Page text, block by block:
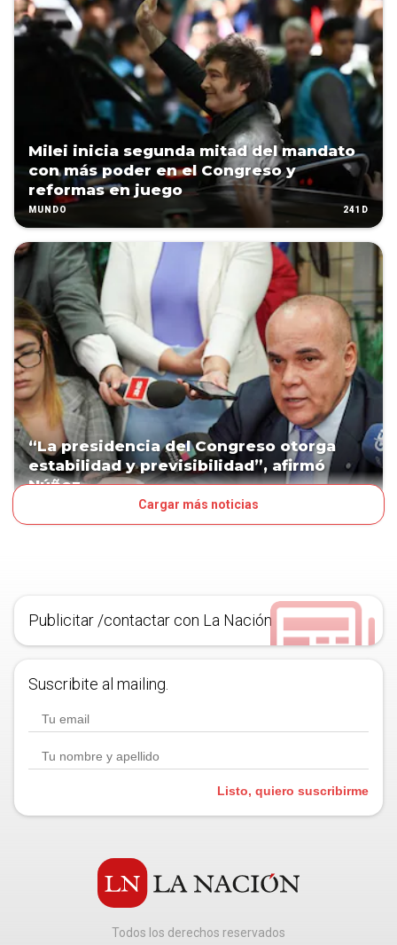
Milei inicia segunda mitad del mandato
con más poder en el Congreso y
reformas en juego
MUNDO 241D
“La presidencia del Congreso otorga
estabilidad y previsibilidad”, afirmó
Núñez
Cargar más noticias
Publicitar /contactar con La Nación
Suscribite al mailing.
Listo, quiero suscribirme
Todos los derechos reservados